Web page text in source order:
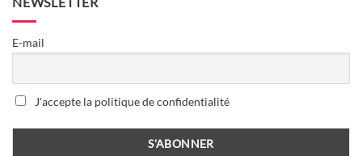
E-mail
J'accepte la politique de confidentialité